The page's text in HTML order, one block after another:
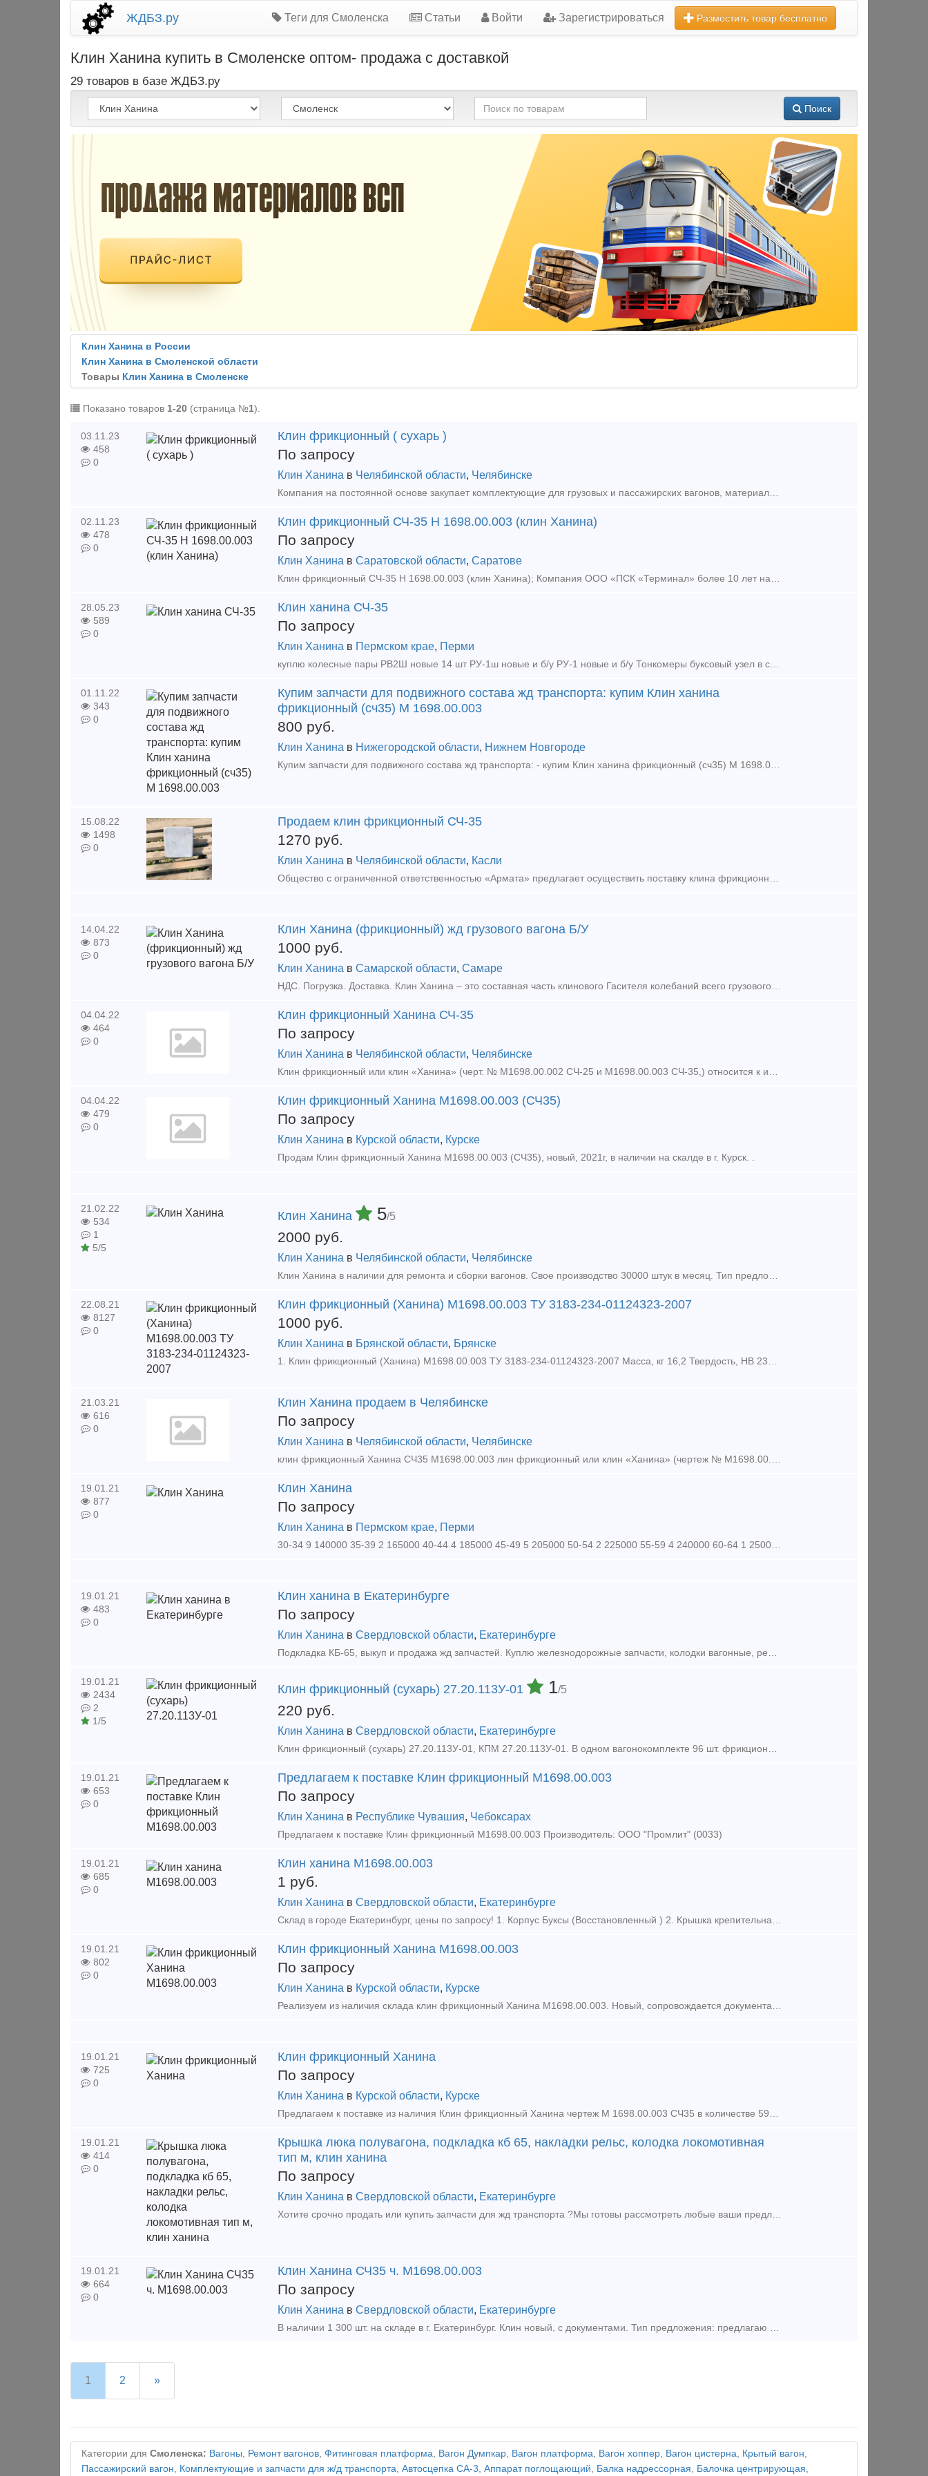
ЖДБЗ.ру Теги для Смоленска Статьи Войти Зарегистрироваться Разместить товар бесплатно
Клин Ханина купить в Смоленске оптом- продажа с доставкой
29 товаров в базе ЖДБЗ.ру
Поиск
Клин Ханина в России
Клин Ханина в Смоленской области
Товары Клин Ханина в Смоленске
Показано товаров 1-20 (страница №1).
03.11.23
458
0
Клин фрикционный ( сухарь )
По запросу
Клин Ханина в Челябинской области, Челябинске
Компания на постоянной основе закупает комплектующие для грузовых и пассажирских вагонов, материалы ВСП, а также запчасти для тепловозов и электровозов. Дорого! Хомут тяговый 106.00.001-2 п
02.11.23
478
0
Клин фрикционный СЧ-35 Н 1698.00.003 (клин Ханина)
По запросу
Клин Ханина в Саратовской области, Саратове
Клин фрикционный СЧ-35 Н 1698.00.003 (клин Ханина); Компания ООО «ПСК «Терминал» более 10 лет на рынке поставки запасных частей для подвижного состава железнодорожного транспорта. Компл
28.05.23
589
0
Клин ханина СЧ-35
По запросу
Клин Ханина в Пермском крае, Перми
куплю колесные пары РВ2Ш новые 14 шт РУ-1ш новые и б/у РУ-1 новые и б/у Тонкомеры буксовый узел в сборе б/у Клин ханина СЧ-35 крышку крепительную и смотровую, кольца внутре
01.11.22
343
0
Купим запчасти для подвижного состава жд транспорта: купим Клин ханина
фрикционный (сч35) М 1698.00.003
800 руб.
Клин Ханина в Нижегородской области, Нижнем Новгороде
Купим запчасти для подвижного состава жд транспорта: - купим Клин ханина фрикционный (сч35) М 1698.00.003 новый усиленный и облегченный , от 10шт - купим Колодку локомотивную гребн
15.08.22
1498
0
Продаем клин фрикционный СЧ-35
1270 руб.
Клин Ханина в Челябинской области, Касли
Общество с ограниченной ответственностью «Армата» предлагает осуществить поставку клина фрикционного СЧ-35 М1698.00.003 (клеймо 1518). Продукция в наличии, возможно изготовление под заказ до 20 000
14.04.22
873
0
Клин Ханина (фрикционный) жд грузового вагона Б/У
1000 руб.
Клин Ханина в Самарской области, Самаре
НДС. Погрузка. Доставка. Клин Ханина – это составная часть клинового Гасителя колебаний всего грузового вагона. Еще его могут называть Клин Фрикционный. С его помощью происходит гашение раз
04.04.22
464
0
Клин фрикционный Ханина СЧ-35
По запросу
Клин Ханина в Челябинской области, Челябинске
Клин фрикционный или клин «Ханина» (черт. № М1698.00.002 СЧ-25 и М1698.00.003 СЧ-35,) относится к износостойким элементам по проекту модернизации грузовых вагонов M l698 ПКБ ЦВ. Изгота
04.04.22
479
0
Клин фрикционный Ханина М1698.00.003 (СЧ35)
По запросу
Клин Ханина в Курской области, Курске
Продам Клин фрикционный Ханина М1698.00.003 (СЧ35), новый, 2021г, в наличии на скалде в г. Курск. .
21.02.22
534
1
5/5
Клин Ханина 5/5
2000 руб.
Клин Ханина в Челябинской области, Челябинске
Клин Ханина в наличии для ремонта и сборки вагонов. Свое производство 30000 штук в месяц. Тип предложения: предлагаю продукцию, услугу
22.08.21
8127
0
Клин фрикционный (Ханина) М1698.00.003 ТУ 3183-234-01124323-2007
1000 руб.
Клин Ханина в Брянской области, Брянске
1. Клин фрикционный (Ханина) М1698.00.003 ТУ 3183-234-01124323-2007 Масса, кг 16,2 Твердость, HB 230-275 Размер, мм 237*190*178 Материал СЧ 35 Условный но
21.03.21
616
0
Клин Ханина продаем в Челябинске
По запросу
Клин Ханина в Челябинской области, Челябинске
клин фрикционный Ханина СЧ35 М1698.00.003 лин фрикционный или клин «Ханина» (чертеж № М1698.00.002 СЧ-25 и М1698.00.003 СЧ-35,) относится кизносостойким элементам по проекту модернизации гр
19.01.21
877
0
Клин Ханина
По запросу
Клин Ханина в Пермском крае, Перми
30-34 9 140000 35-39 2 165000 40-44 4 185000 45-49 5 205000 50-54 2 225000 55-59 4 240000 60-64 1 250000 Рукав Р17 150 900000 Планка Т(10 мм) 150 380000 Планка тонка
19.01.21
483
0
Клин ханина в Екатеринбурге
По запросу
Клин Ханина в Свердловской области, Екатеринбурге
Подкладка КБ-65, выкуп и продажа жд запчастей. Куплю железнодорожные запчасти, колодки вагонные, рельсы, шпалы, стрелочные переводы. Хотите продать жд запчасти? Покупаем колодку вагонну
19.01.21
2434
2
1/5
Клин фрикционный (сухарь) 27.20.113У-01 1/5
220 руб.
Клин Ханина в Свердловской области, Екатеринбурге
Клин фрикционный (сухарь) 27.20.113У-01, КПМ 27.20.113У-01. В одном вагонокомплекте 96 шт. фрикционных клиньев (сухарей). Производитель: Углепластик Кольцо нажимное 12.10.007.У Обойм
19.01.21
653
0
Предлагаем к поставке Клин фрикционный М1698.00.003
По запросу
Клин Ханина в Республике Чувашия, Чебоксарах
Предлагаем к поставке Клин фрикционный М1698.00.003 Производитель: ООО "Промлит" (0033)
19.01.21
685
0
Клин ханина М1698.00.003
1 руб.
Клин Ханина в Свердловской области, Екатеринбурге
Склад в городе Екатеринбург, цены по запросу! 1. Корпус Буксы (Восстановленный ) 2. Крышка крепительная 3. Лабиринтное кольцо 4. Штуцер 4370 6. Штуцер 190.02А 7. Ручка ра
19.01.21
802
0
Клин фрикционный Ханина М1698.00.003
По запросу
Клин Ханина в Курской области, Курске
Реализуем из наличия склада клин фрикционный Ханина М1698.00.003. Новый, сопровождается документами качества от производителя. В наличии также широкий ассортимент запчастей грузовых вагонов, к
19.01.21
725
0
Клин фрикционный Ханина
По запросу
Клин Ханина в Курской области, Курске
Предлагаем к поставке из наличия Клин фрикционный Ханина чертеж М 1698.00.003 СЧ35 в количестве 590штук. Продукция 2019-2020 года выпуска, сопровождается паспортом завода-изготовителя. Отгрузк
19.01.21
414
0
Крышка люка полувагона, подкладка кб 65, накладки рельс, колодка локомотивная
тип м, клин ханина
По запросу
Клин Ханина в Свердловской области, Екатеринбурге
Хотите срочно продать или купить запчасти для жд транспорта ?Мы готовы рассмотреть любые ваши предложения. Срочный выкуп вагонных колодок тип С на выгодных условиях! Скупка Колодок вагонны
19.01.21
664
0
Клин Ханина СЧ35 ч. М1698.00.003
По запросу
Клин Ханина в Свердловской области, Екатеринбурге
В наличии 1 300 шт. на складе в г. Екатеринбург. Клин новый, с документами. Тип предложения: предлагаю продукцию, услугу
1 2 »
Категории для Смоленска: Вагоны, Ремонт вагонов, Фитинговая платформа, Вагон Думпкар, Вагон платформа, Вагон хоппер, Вагон цистерна, Крытый вагон,
Пассажирский вагон, Комплектующие и запчасти для ж/д транспорта, Автосцепка СА-3, Аппарат поглощающий, Балка надрессорная, Балочка центрирующая,